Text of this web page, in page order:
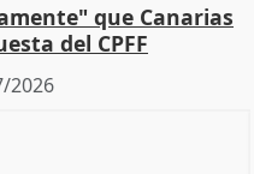
que Canarias
del CPFF
2026